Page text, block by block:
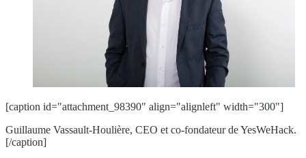
[caption id="attachment_98390" align="alignleft" width="300"]
Guillaume Vassault-Houlière, CEO et co-fondateur de YesWeHack.
[/caption]